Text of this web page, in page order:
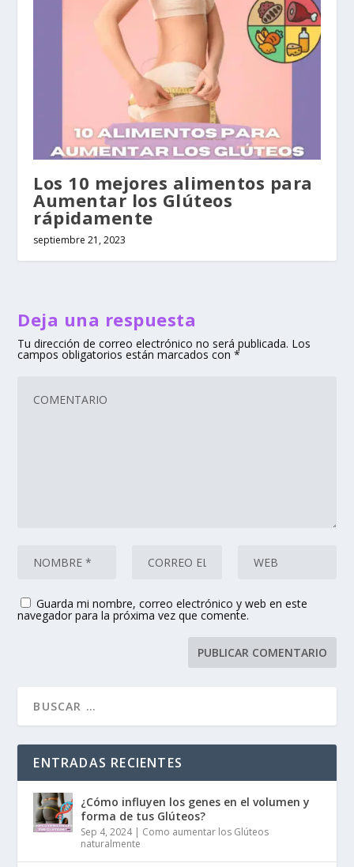
Los 10 mejores alimentos para
Aumentar los Glúteos
rápidamente
septiembre 21, 2023
Deja una respuesta
Tu dirección de correo electrónico no será publicada. Los
campos obligatorios están marcados con*
Guarda mi nombre, correo electrónico y web en este
navegador para la próxima vez que comente.
ENTRADAS RECIENTES
¿Cómo influyen los genes en el volumen y
forma de tus Glúteos?
Sep 4, 2024| Como aumentar los Glúteos
naturalmente